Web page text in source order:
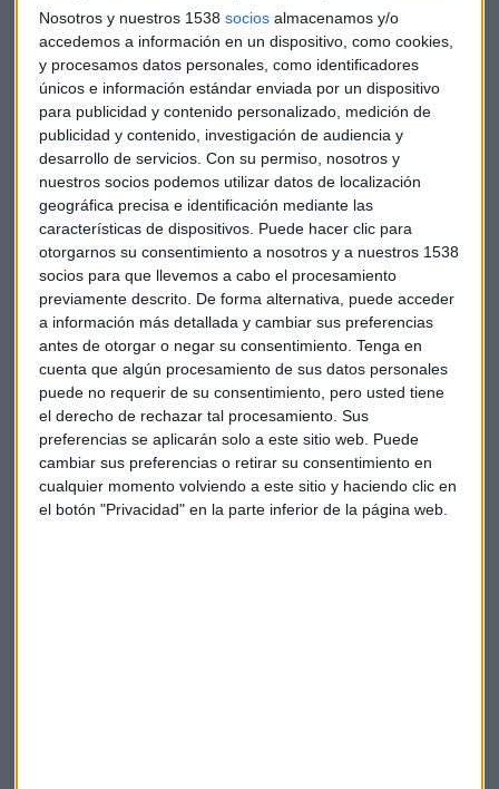
Nosotros y nuestros 1538 socios almacenamos y/o
accedemos a información en un dispositivo, como cookies,
y procesamos datos personales, como identificadores
únicos e información estándar enviada por un dispositivo
para publicidad y contenido personalizado, medición de
publicidad y contenido, investigación de audiencia y
desarrollo de servicios. Con su permiso, nosotros y
nuestros socios podemos utilizar datos de localización
geográfica precisa e identificación mediante las
características de dispositivos. Puede hacer clic para
otorgarnos su consentimiento a nosotros y a nuestros 1538
socios para que llevemos a cabo el procesamiento
previamente descrito. De forma alternativa, puede acceder
a información más detallada y cambiar sus preferencias
antes de otorgar o negar su consentimiento. Tenga en
cuenta que algún procesamiento de sus datos personales
puede no requerir de su consentimiento, pero usted tiene
el derecho de rechazar tal procesamiento. Sus
preferencias se aplicarán solo a este sitio web. Puede
cambiar sus preferencias o retirar su consentimiento en
cualquier momento volviendo a este sitio y haciendo clic en
el botón "Privacidad" en la parte inferior de la página web.
último juego de CD Projekt, compañía de videojuegos
polaca creadora de la saga The Witcher, cuya tercera
entrega, en 2015,se colocó por derecho propio como uno
de los mejores y más queridos videojuegos de todos los
tiempos.
Para Mencía, el estreno de hoy ha sido la constatación de un
"desastre" para un juego que salió conmás de 8 millones
de ventas compradas en la reservapor miles de usuarios
que querían ser los primeros en probar, a las puertas de la
Navidad, el nuevo juego.
Cyberpunk 2077, un videojuego de acción que lleva a los
usuarios a unfuturo distópico hipertecnológico, lleva
más de ocho años en la nevera.
2012CD Projektanunció ya este estreno que hoy llega
con cientos de fallos y problemas de rendimiento en las
plataformas en las que estaba disponible el juego que Sony